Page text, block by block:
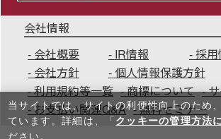
会社情報
会社概要
IR情報
採用
会社方針
個人情報保護方針
利用規約等一覧
商標について
お支払い関連Q&A
無料セミナー
当サイトでは、サイトの利便性向上のため
ています。詳細は、「 クッキーの管理方法
ださい。